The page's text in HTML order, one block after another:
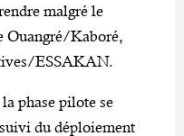
malgré le
Ouangré/Kaboré,
ESSAKAN.
phase pilote se
du déploiement